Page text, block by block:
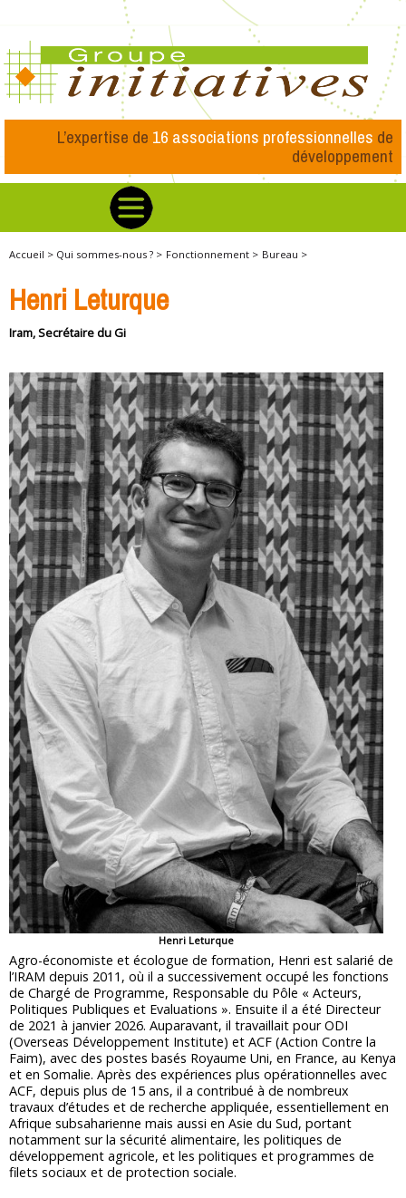
L’expertise de 16 associations professionnelles de
développement
Accueil > Qui sommes-nous ? > Fonctionnement > Bureau >
Henri Leturque
Iram, Secrétaire du Gi
Henri Leturque
Agro-économiste et écologue de formation, Henri est salarié de
l’IRAM depuis 2011, où il a successivement occupé les fonctions
de Chargé de Programme, Responsable du Pôle « Acteurs,
Politiques Publiques et Evaluations ». Ensuite il a été Directeur
de 2021 à janvier 2026. Auparavant, il travaillait pour ODI
(Overseas Développement Institute) et ACF (Action Contre la
Faim), avec des postes basés Royaume Uni, en France, au Kenya
et en Somalie. Après des expériences plus opérationnelles avec
ACF, depuis plus de 15 ans, il a contribué à de nombreux
travaux d’études et de recherche appliquée, essentiellement en
Afrique subsaharienne mais aussi en Asie du Sud, portant
notamment sur la sécurité alimentaire, les politiques de
développement agricole, et les politiques et programmes de
filets sociaux et de protection sociale.